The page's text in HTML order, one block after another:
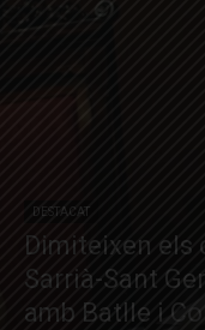
DESTACAT
Dimiteixen els
Sarrià-Sant
amb Batlle i